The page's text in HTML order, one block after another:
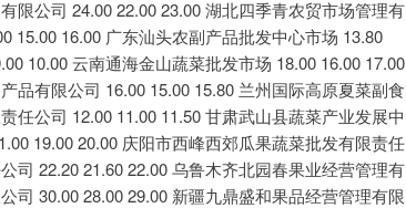
限公司 24.00 22.00 23.00 湖北四季青农贸市场管理有
15.00 16.00 广东汕头农副产品批发中心市场 13.80
10.00 云南通海金山蔬菜批发市场 18.00 16.00 17.00
品有限公司 16.00 15.00 15.80 兰州国际高原夏菜副食
任公司 12.00 11.00 11.50 甘肃武山县蔬菜产业发展中
19.00 20.00 庆阳市西峰西郊瓜果蔬菜批发有限责任
司 22.20 21.60 22.00 乌鲁木齐北园春果业经营管理有
司 30.00 28.00 29.00 新疆九鼎盛和果品经营管理有限